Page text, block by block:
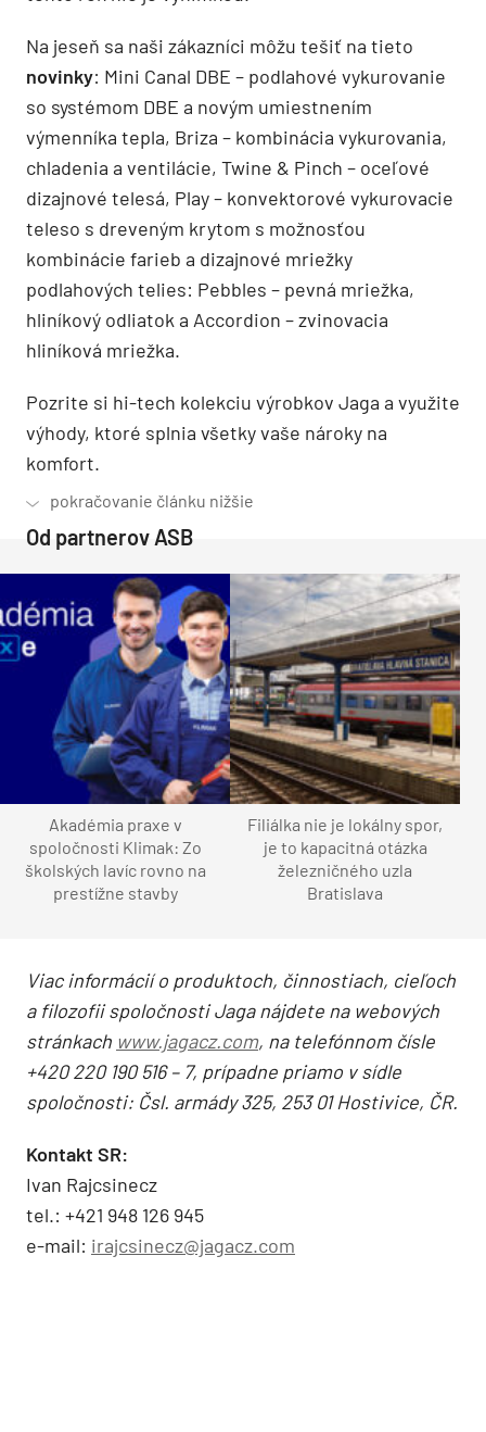
Na jeseň sa naši zákazníci môžu tešiť na tieto
novinky: Mini Canal DBE – podlahové vykurovanie
so systémom DBE a novým umiestnením
výmenníka tepla, Briza – kombinácia vykurovania,
chladenia a ventilácie, Twine & Pinch – oceľové
dizajnové telesá, Play – konvektorové vykurovacie
teleso s dreveným krytom s možnosťou
kombinácie farieb a dizajnové mriežky
podlahových telies: Pebbles – pevná mriežka,
hliníkový odliatok a Accordion – zvinovacia
hliníková mriežka.
Pozrite si hi-tech kolekciu výrobkov Jaga a využite
výhody, ktoré splnia všetky vaše nároky na
komfort.
Od partnerov ASB
Akadémia praxe v
spoločnosti Klimak: Zo
školských lavíc rovno na
prestížne stavby
Filiálka nie je lokálny spor,
je to kapacitná otázka
železničného uzla
Bratislava
Viac informácií o produktoch, činnostiach, cieľoch
a filozofii spoločnosti Jaga nájdete na webových
stránkach www.jagacz.com, na telefónnom čísle
+420 220 190 516 – 7, prípadne priamo v sídle
spoločnosti: Čsl. armády 325, 253 01 Hostivice, ČR.
Kontakt SR:
Ivan Rajcsinecz
tel.: +421 948 126 945
e-mail: irajcsinecz@jagacz.com